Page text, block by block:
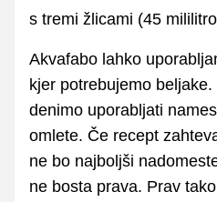
s tremi žlicami (45
Akvafabo lahko
kjer potrebujemo
denimo uporabljati
omlete. Če recept
ne bo najboljši
ne bosta prava. Prav